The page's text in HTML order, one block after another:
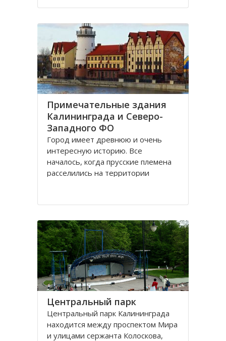
истории, сохранилось много арок и
Примечательные здания
Калининграда и Северо-
Западного ФО
Город имеет древнюю и очень
интересную историю. Все
началось, когда прусские племена
расселились на территории
-крепость. Многие сооружения
Сегодня это самый западный
мегаполис России. Ежегодно сюда
Центральный парк
Центральный парк Калининграда
находится между проспектом Мира
и улицами сержанта Колоскова,